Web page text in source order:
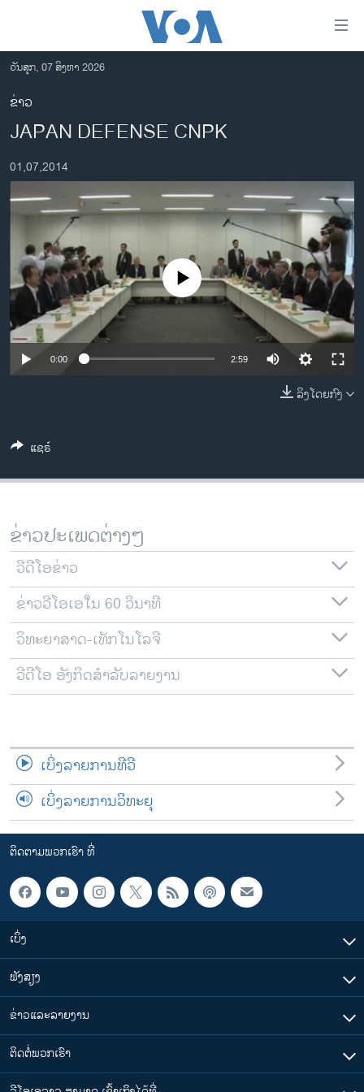
ເຂົ້າ
ຫາ
ຂ້າມ
ຂ້າມ
ໄປ
ຫາ
ຊອກ
ຄົ້ນ
ອາເມຣິກາ
ການເລືອກຕັ້ງ ປະທານາທີບໍດີ ສະຫະລັດ 2024
ຂ່າວ​ຈີນ
ໂລກ
ເອເຊຍ
ອິດສະຫຼະພາບດ້ານການຂ່າວ
ຊີວິດຊາວລາວ
ຊຸມຊົນຊາວລາວ
ວິທະຍາສາດ-ເທັກໂນໂລຈີ
ພາສາອັງກິດ
ລາຍການກະຈາຍສຽງ
ລາຍງານ
ຕິດຕາມພວກເຮົາ ທີ່
ພາສາຕ່າງໆ
ວັນສຸກ, 07 ສິງຫາ 2026
ຂ່າວ
JAPAN DEFENSE CNPK
01,07,2014
No media source currently available
0:00 2:59
ລິງໂດຍກົງ
ແຊຣ໌
ຂ່າວປະເພດຕ່າງໆ
ວີດີໂອຂ່າວ
ຂ່າວວີໂອເອໃນ 60 ວິນາທີ
ວິທະຍາສາດ-ເທັກໂນໂລຈີ
ວີດີໂອ ອັງກິດສຳລັບລາຍງານ
ເບິ່ງລາຍການທີວີ
ເບິ່ງລາຍການວິທະຍຸ
ຕິດຕາມພວກເຮົາ ທີ່
ເບິ່ງ
ຟັງສຽງ
ຂ່າວແລະລາຍງານ
ຕິດຕໍ່ພວກເຮົາ